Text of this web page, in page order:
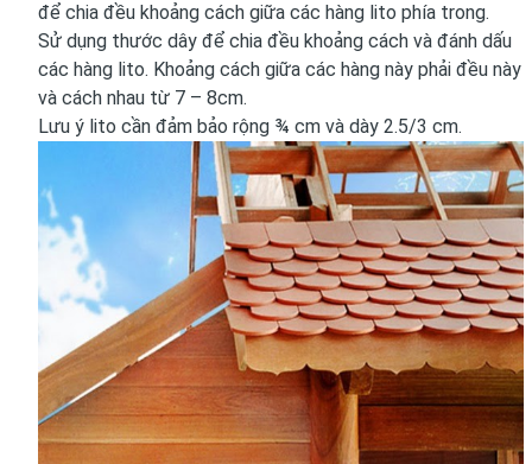
để chia đều khoảng cách giữa các hàng lito phía trong.
Sử dụng thước dây để chia đều khoảng cách và đánh dấu
các hàng lito. Khoảng cách giữa các hàng này phải đều này
và cách nhau từ 7 – 8cm.
Lưu ý lito cần đảm bảo rộng ¾ cm và dày 2.5/3 cm.